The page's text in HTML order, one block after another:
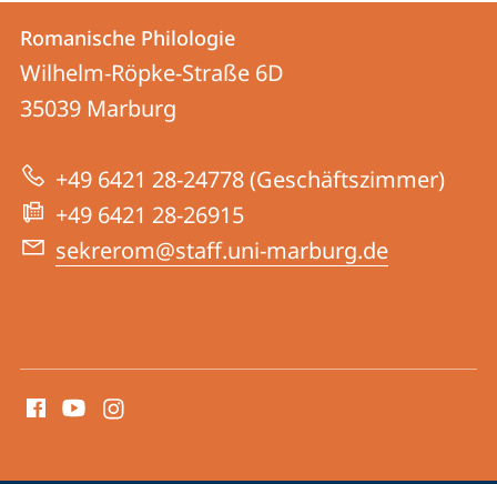
Kontakt
und
Informationen
zur
Website
Kontaktinformationen
Romanische
Philologie
Romanische Philologie
Wilhelm-Röpke-Straße 6D
35039 Marburg
+49 6421 28-24778 (Geschäftszimmer)
+49 6421 28-26915
sekrerom@staff.uni-marburg.de
Media